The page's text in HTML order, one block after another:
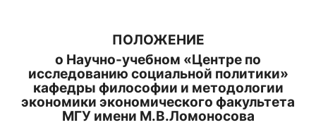
ПОЛОЖЕНИЕ
о Научно-учебном «Центре по
исследованию социальной политики»
кафедры философии и методологии
экономики экономического факультета
МГУ имени М.В.Ломоносова